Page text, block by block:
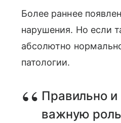
Более раннее
нарушения. Но если
абсолютно
патологии.
Правильно
важную